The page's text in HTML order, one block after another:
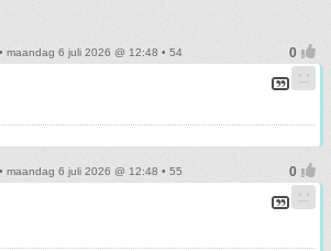
• maandag 6 juli 2026 @ 12:48 • 54
• maandag 6 juli 2026 @ 12:48 • 55